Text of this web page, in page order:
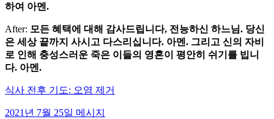
하여 아멘.
After: 모든 혜택에 대해 감사드립니다, 전능하신 하느님. 당신
은 세상 끝까지 사시고 다스리십니다. 아멘. 그리고 신의 자비
로 인해 충성스러운 죽은 이들의 영혼이 평안히 쉬기를 빕니
다. 아멘.
식사 전후 기도: 오염 제거
2021년 7월 25일 메시지